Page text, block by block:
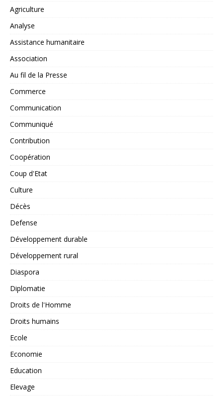
Agriculture
Analyse
Assistance humanitaire
Association
Au fil de la Presse
Commerce
Communication
Communiqué
Contribution
Coopération
Coup d'Etat
Culture
Décès
Defense
Développement durable
Développement rural
Diaspora
Diplomatie
Droits de l'Homme
Droits humains
Ecole
Economie
Education
Elevage